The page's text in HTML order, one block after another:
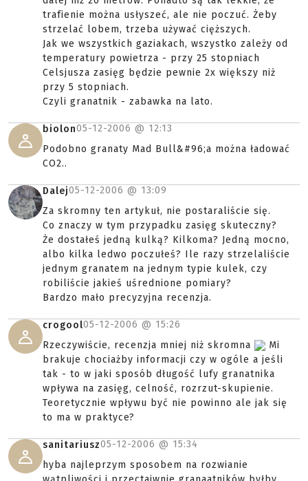
trafienie można usłyszeć, ale nie poczuć. Żeby
strzelać lobem, trzeba używać cięższych.
Jak we wszystkich gaziakach, wszystko zależy od
temperatury powietrza - przy 25 stopniach
Celsjusza zasięg będzie pewnie 2x większy niż
przy 5 stopniach.
Czyli granatnik - zabawka na lato.
biolon05-12-2006 @ 12:13
Podobno granaty Mad Bull&#96;a można ładować
CO2..
Dalej05-12-2006 @ 13:09
Za skromny ten artykuł, nie postaraliście się.
Co znaczy w tym przypadku zasięg skuteczny?
Że dostałeś jedną kulką? Kilkoma? Jedną mocno,
albo kilka ledwo poczułeś? Ile razy strzelaliście
jednym granatem na jednym typie kulek, czy
robiliście jakieś uśrednione pomiary?
Bardzo mało precyzyjna recenzja.
crogool05-12-2006 @ 15:26
Rzeczywiście, recenzja mniej niż skromna
Mi
brakuje chociażby informacji czy w ogóle a jeśli
tak - to w jaki sposób długość lufy granatnika
wpływa na zasięg, celność, rozrzut-skupienie.
Teoretycznie wpływu być nie powinno ale jak się
to ma w praktyce?
sanitariusz05-12-2006 @ 15:34
hyba najleprzym sposobem na rozwianie